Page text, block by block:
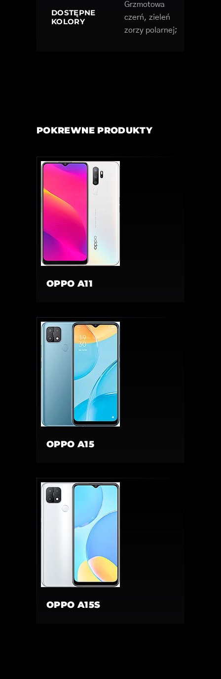
DOSTĘPNE
KOLORY
Grzmotowa
czerń, zieleń
zorzy polarnej;
POKREWNE PRODUKTY
OPPO A11
OPPO A15
OPPO A15S